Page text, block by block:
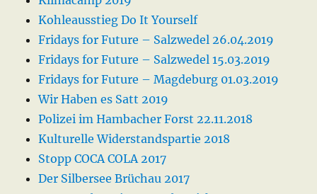
Kohleausstieg Do It Yourself
Fridays for Future – Salzwedel 26.04.2019
Fridays for Future – Salzwedel 15.03.2019
Fridays for Future – Magdeburg 01.03.2019
Wir Haben es Satt 2019
Polizei im Hambacher Forst 22.11.2018
Kulturelle Widerstandspartie 2018
Stopp COCA COLA 2017
Der Silbersee Brüchau 2017